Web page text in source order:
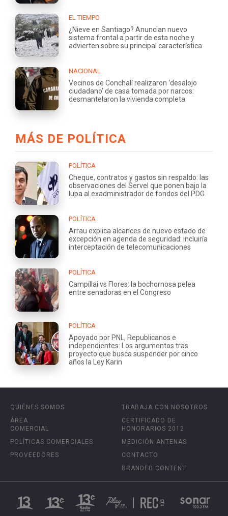
EL TIEMPO
¿Nieve en Santiago? Anuncian nuevo
sistema frontal a partir de esta noche y
advierten sobre su principal característica
NACIONAL
Vecinos de Conchalí realizaron ‘desalojo
ciudadano’ de casa tomada por narcos:
desmantelaron la vivienda completa
MÁS DE POLÍTICA
POLÍTICA
Cheque, contratos y gastos sin respaldo: las
observaciones del Servel que ponen bajo la
lupa al exadministrador de fondos del PDG
POLÍTICA
Arrau explica alcances de nuevo estado de
excepción en agenda de seguridad: incluiría
interceptación de telecomunicaciones
POLÍTICA
Campillai vs Flores: la bochornosa pelea
entre senadoras en el Congreso
POLÍTICA
Apoyado por PNL, Republicanos e
independientes: Los argumentos tras
proyecto que busca suspender por cinco
años la Ley Karin
QUIÉNES SOMOS
ÁREA
COMERCIAL
POLÍTICAS COMERCIALES
PROVEEDORES
TRABAJA CON NOSOTROS
CERTIFICADO DE
HONORARIOS 2012
MEDICIÓN ANTENAS
CONTACTO
BRANDED CONTENT